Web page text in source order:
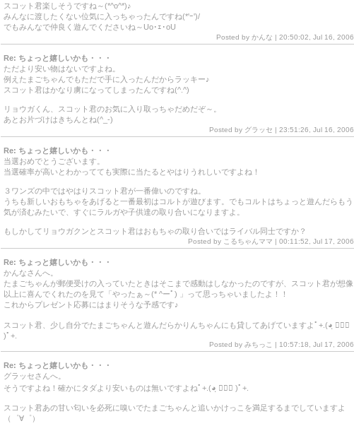
スコット君楽しそうですね～(*^o^*)♪
みんなに渡したくない位気に入っちゃったんですね(*'ｰ')/
でもみんなで仲良く遊んでくださいね～Uo･ｪ･oU
Posted by かんな | 20:50:02, Jul 16, 2006
Re: ちょっと嬉しいかも・・・
ただより安い物はないですよね。
例えたまごちゃんでもただで手に入ったんだからラッキー♪
スコット君はかなり虜になってしまったんですね(^.^)
リョウガくん、スコット君のお気に入り取っちゃだめだぞ～。
あとお片づけはきちんとね(^_-)
Posted by グラッセ | 23:51:26, Jul 16, 2006
Re: ちょっと嬉しいかも・・・
当選おめでとうございます。
当選確率が高いとわかってても実際に当たるとやはりうれしいですよね！
３ワンズの中ではやはりスコット君が一番偉いのですね。
うちも新しいおもちゃをあげると一番最初はコルトが遊びます。でもコルトはちょっと遊んだらもう
気が済むみたいで、すぐにラルガや子供達の取り合いになりますよ。
もしかしてリョウガクンとスコット君はおもちゃの取り合いではライバル同士ですか？
Posted by こるちゃんママ | 00:11:52, Jul 17, 2006
Re: ちょっと嬉しいかも・・・
かんなさんへ。
たまごちゃんが郵便受けの入っていたときはそこまで感動はしなかったのですが、スコット君が想像
以上に喜んでくれたのを見て「やったぁ～(* ^ーﾟ) 」って思っちゃいましたよ！！
これからプレゼント応募にはまりそうな予感です♪
スコット君、少し自分でたまごちゃんと遊んだらかりんちゃんにも貸してあげていますよﾟ+.(◕ฺ ∀◕ฺ
)ﾟ+.
Posted by みちっこ | 10:57:18, Jul 17, 2006
Re: ちょっと嬉しいかも・・・
グラッセさんへ。
そうですよね！確かにタダより安いものは無いですよねﾟ+.(◕ฺ ∀◕ฺ )ﾟ+.
スコット君あの甘い匂いを必死に嗅いでたまごちゃんと追いかけっこを満足するまでしていますよ
（゜∀゜）